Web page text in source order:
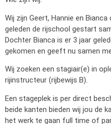
Wij zijn Geert, Hannie en
geleden de rijschool gestart
Dochter Bianca is er 3 jaar
gekomen en geeft nu samen
Wij zoeken een stagiair(e) in
rijinstructeur (rijbewijs B).
Een stageplek is per direct
beide kanten bieden wij jou de
het werk te gaan full time of